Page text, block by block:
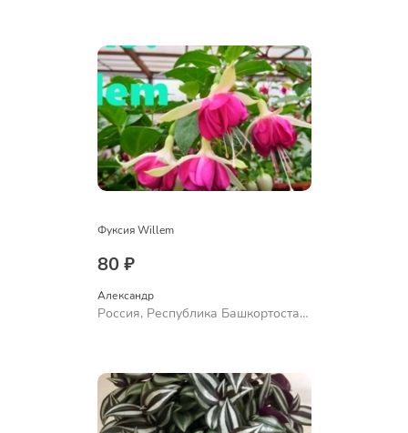
Фуксия Willem
80 ₽
Александр
Россия, Республика Башкортостан,